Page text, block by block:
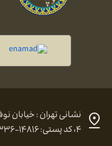
نشانی تهران : خیابان
۴، کد پستی: ۱۴۸۱۶-۱۱۳۳۶